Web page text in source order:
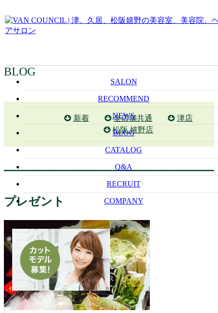
BLOG
新着 全店舗共通
津店
松阪 嬉野店
プレゼント
SALON
RECOMMEND
NEWS
BLOG
CATALOG
Q&A
RECRUIT
COMPANY